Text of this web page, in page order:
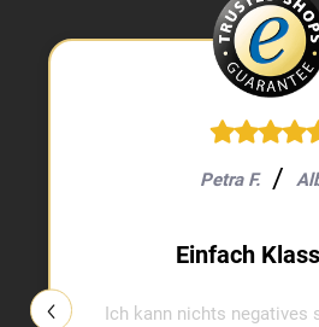
Petra F.
Einfach
Ich kann nichts negatives